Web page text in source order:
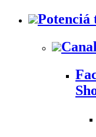
Potenciá